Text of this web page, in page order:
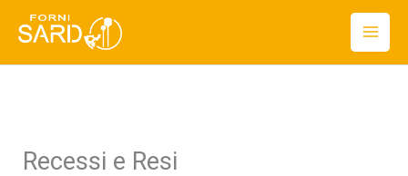
contenuto
Recessi e Resi